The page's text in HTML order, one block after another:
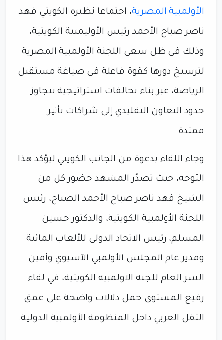
الأولمبية المصرية، اجتماعا نظيره الكويتي فهد
ناصر صباح الأحمد رئيس الأوليمبية الكويتية،
وذلك في ظل سعي اللجنة الأولمبية المصرية
لترسيخ دورها كقوة فاعلة في صياغة مستقبل
الرياضة، عبر بناء تحالفات استراتيجية تتجاوز
حدود التعاون التقليدي إلى شراكات تأثير
ممتدة.
وجاء اللقاء بدعوة من الجانب الكويتي ليؤكد هذا
التوجه، حيث تصدّر المشهد حضور كل من
الشيخ فهد ناصر صباح الأحمد الصباح، رئيس
اللجنة الأولمبية الكويتية، والدكتور حسين
المسلم، رئيس الاتحاد الدولي للألعاب المائية
ومدير عام المجلس الأولمبي الآسيوي وأمين
السر العام للجنه الاولمبيه الكويتية، في لقاء
رفيع المستوى حمل دلالات واضحة على عمق
الثقل العربي داخل المنظومة الأولمبية الدولية.